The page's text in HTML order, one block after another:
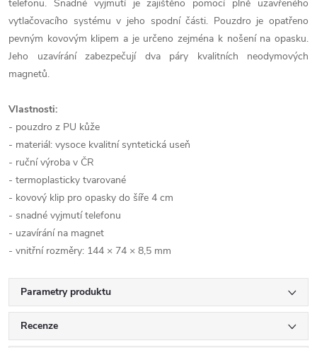
telefonu. Snadné vyjmutí je zajištěno pomocí plně uzavřeného
vytlačovacího systému v jeho spodní části. Pouzdro je opatřeno
pevným kovovým klipem a je určeno zejména k nošení na opasku.
Jeho uzavírání zabezpečují dva páry kvalitních neodymových
magnetů.
Vlastnosti:
- pouzdro z PU kůže
- materiál: vysoce kvalitní syntetická useň
- ruční výroba v ČR
- termoplasticky tvarované
- kovový klip pro opasky do šíře 4 cm
- snadné vyjmutí telefonu
- uzavírání na magnet
- vnitřní rozměry: 144 × 74 × 8,5 mm
Parametry produktu
Recenze